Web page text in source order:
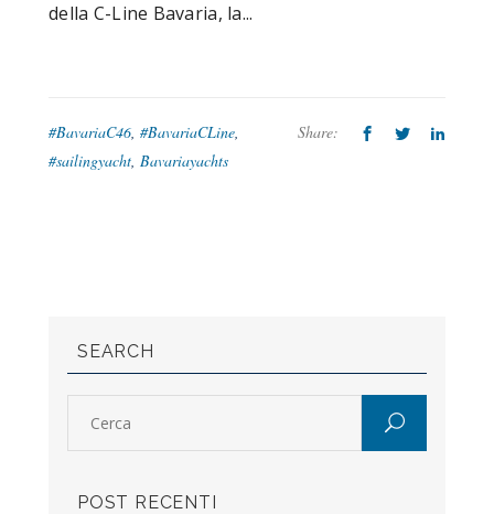
della C-Line Bavaria, la...
#BavariaC46, #BavariaCLine,
#sailingyacht, Bavariayachts
Share:
SEARCH
POST RECENTI